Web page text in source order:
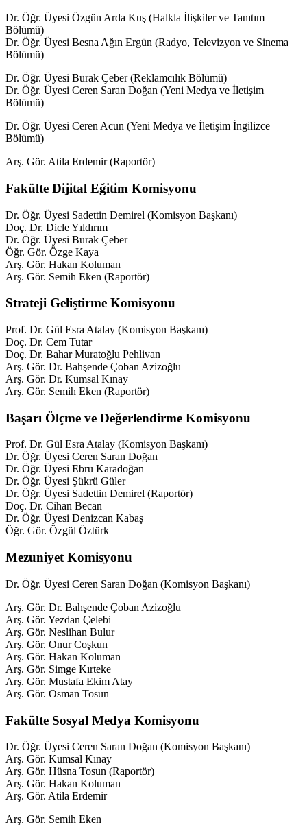
Dr. Öğr. Üyesi Özgün Arda Kuş (Halkla İlişkiler ve Tanıtım
Bölümü)
Dr. Öğr. Üyesi Besna Ağın Ergün (Radyo, Televizyon ve Sinema
Bölümü)
Dr. Öğr. Üyesi Burak Çeber (Reklamcılık Bölümü)
Dr. Öğr. Üyesi Ceren Saran Doğan (Yeni Medya ve İletişim
Bölümü)
Dr. Öğr. Üyesi Ceren Acun (Yeni Medya ve İletişim İngilizce
Bölümü)
Arş. Gör. Atila Erdemir (Raportör)
Fakülte Dijital Eğitim Komisyonu
Dr. Öğr. Üyesi Sadettin Demirel (Komisyon Başkanı)
Doç. Dr. Dicle Yıldırım
Dr. Öğr. Üyesi Burak Çeber
Öğr. Gör. Özge Kaya
Arş. Gör. Hakan Koluman
Arş. Gör. Semih Eken (Raportör)
Strateji Geliştirme Komisyonu
Prof. Dr. Gül Esra Atalay (Komisyon Başkanı)
Doç. Dr. Cem Tutar
Doç. Dr. Bahar Muratoğlu Pehlivan
Arş. Gör. Dr. Bahşende Çoban Azizoğlu
Arş. Gör. Dr. Kumsal Kınay
Arş. Gör. Semih Eken (Raportör)
Başarı Ölçme ve Değerlendirme Komisyonu
Prof. Dr. Gül Esra Atalay (Komisyon Başkanı)
Dr. Öğr. Üyesi Ceren Saran Doğan
Dr. Öğr. Üyesi Ebru Karadoğan
Dr. Öğr. Üyesi Şükrü Güler
Dr. Öğr. Üyesi Sadettin Demirel (Raportör)
Doç. Dr. Cihan Becan
Dr. Öğr. Üyesi Denizcan Kabaş
Öğr. Gör. Özgül Öztürk
Mezuniyet Komisyonu
Dr. Öğr. Üyesi Ceren Saran Doğan (Komisyon Başkanı)
Arş. Gör. Dr. Bahşende Çoban Azizoğlu
Arş. Gör. Yezdan Çelebi
Arş. Gör. Neslihan Bulur
Arş. Gör. Onur Coşkun
Arş. Gör. Hakan Koluman
Arş. Gör. Simge Kırteke
Arş. Gör. Mustafa Ekim Atay
Arş. Gör. Osman Tosun
Fakülte Sosyal Medya Komisyonu
Dr. Öğr. Üyesi Ceren Saran Doğan (Komisyon Başkanı)
Arş. Gör. Kumsal Kınay
Arş. Gör. Hüsna Tosun (Raportör)
Arş. Gör. Hakan Koluman
Arş. Gör. Atila Erdemir
Arş. Gör. Semih Eken